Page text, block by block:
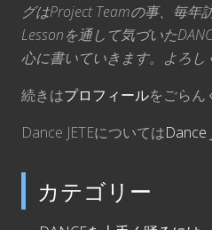
グはProject Teamの事、毎年
Lessonを通して気づいた
心に書いていきます。よろし
続きはプロフィールをごらん
Dance JETEについてはDance
カテゴリー